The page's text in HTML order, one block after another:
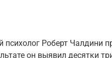
психолог Роберт Чалдини
он выявил десятки